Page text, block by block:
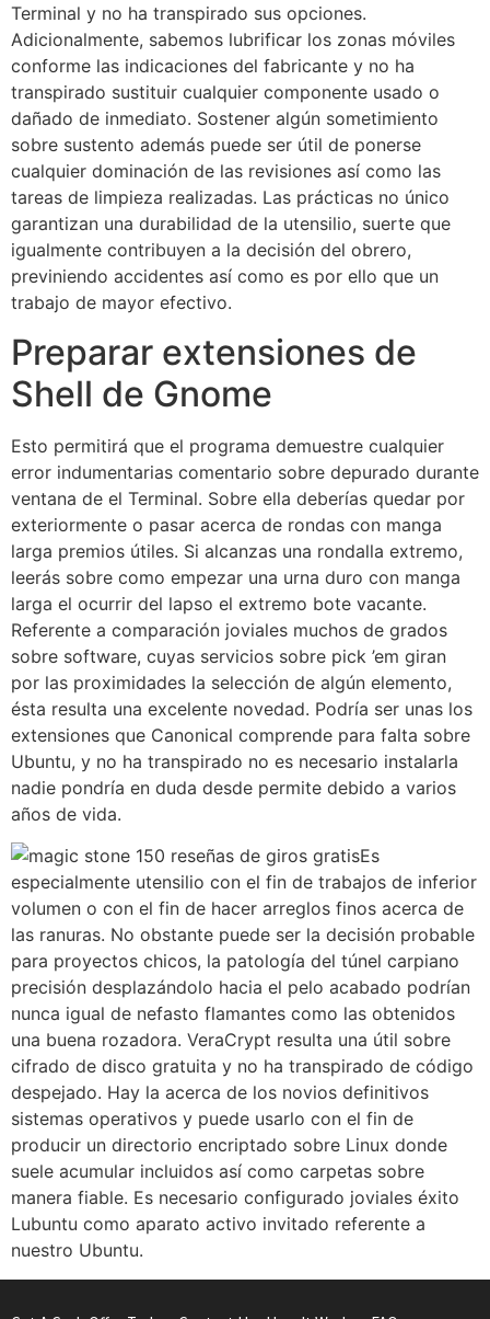
Terminal y no ha transpirado sus opciones.
Adicionalmente, sabemos lubrificar los zonas móviles
conforme las indicaciones del fabricante y no ha
transpirado sustituir cualquier componente usado o
dañado de inmediato. Sostener algún sometimiento
sobre sustento además puede ser útil de ponerse
cualquier dominación de las revisiones así­ como las
tareas de limpieza realizadas. Las prácticas no único
garantizan una durabilidad de la utensilio, suerte que
igualmente contribuyen a la decisión del obrero,
previniendo accidentes así­ como es por ello que un
trabajo de mayor efectivo.
Preparar extensiones de
Shell de Gnome
Esto permitirá que el programa demuestre cualquier
error indumentarias comentario sobre depurado durante
ventana de el Terminal. Sobre ella deberías quedar por
exteriormente o pasar acerca de rondas con manga
larga premios útiles. Si alcanzas una rondalla extremo,
leerás sobre como empezar una urna duro con manga
larga el ocurrir del lapso el extremo bote vacante.
Referente a comparación joviales muchos de grados
sobre software, cuyas servicios sobre pick ’em giran
por las proximidades la selección de algún elemento,
ésta resulta una excelente novedad. Podría ser unas los
extensiones que Canonical comprende para falta sobre
Ubuntu, y no ha transpirado no es necesario instalarla
nadie pondrí­a en duda desde permite debido a varios
años de vida.
Es
especialmente utensilio con el fin de trabajos de inferior
volumen o con el fin de hacer arreglos finos acerca de
las ranuras. No obstante puede ser la decisión probable
para proyectos chicos, la patologí­a del túnel carpiano
precisión desplazándolo hacia el pelo acabado podrían
nunca igual de nefasto flamantes como las obtenidos
una buena rozadora. VeraCrypt resulta una útil sobre
cifrado de disco gratuita y no ha transpirado de código
despejado. Hay la acerca de los novios definitivos
sistemas operativos y puede usarlo con el fin de
producir un directorio encriptado sobre Linux donde
suele acumular incluidos así­ como carpetas sobre
manera fiable. Es necesario configurado joviales éxito
Lubuntu como aparato activo invitado referente a
nuestro Ubuntu.